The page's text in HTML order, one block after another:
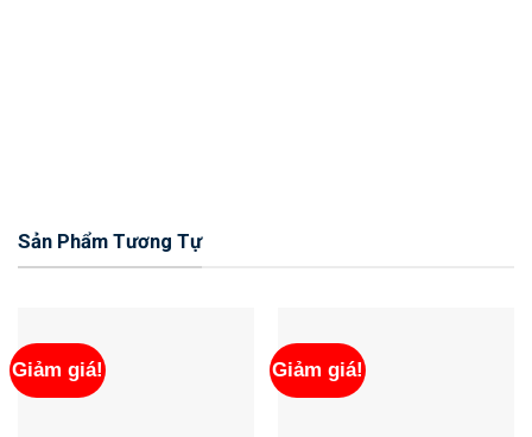
Sản Phẩm Tương Tự
Giảm giá! Giảm giá!